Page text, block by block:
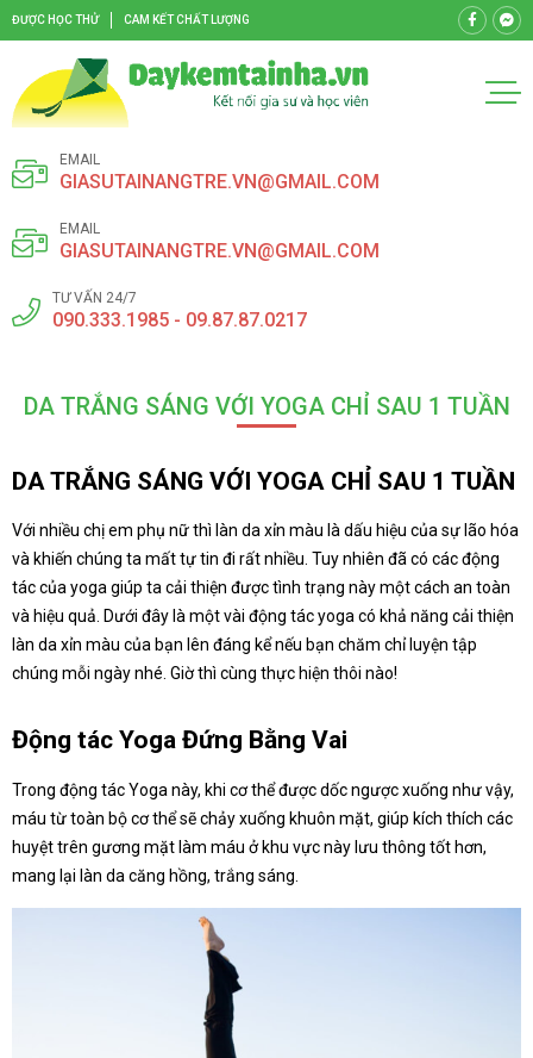
ĐƯỢC HỌC THỬ CAM KẾT CHẤT LƯỢNG
EMAIL
GIASUTAINANGTRE.VN@GMAIL.COM
EMAIL
GIASUTAINANGTRE.VN@GMAIL.COM
TƯ VẤN 24/7
090.333.1985 - 09.87.87.0217
DA TRẮNG SÁNG VỚI YOGA CHỈ SAU 1 TUẦN
DA TRẮNG SÁNG VỚI YOGA CHỈ SAU 1 TUẦN
Với nhiều chị em phụ nữ thì làn da xỉn màu là dấu hiệu của sự lão hóa
và khiến chúng ta mất tự tin đi rất nhiều. Tuy nhiên đã có các động
tác của yoga giúp ta cải thiện được tình trạng này một cách an toàn
và hiệu quả. Dưới đây là một vài động tác yoga có khả năng cải thiện
làn da xỉn màu của bạn lên đáng kể nếu bạn chăm chỉ luyện tập
chúng mỗi ngày nhé. Giờ thì cùng thực hiện thôi nào!
Động tác Yoga Đứng Bằng Vai
Trong động tác Yoga này, khi cơ thể được dốc ngược xuống như vậy,
máu từ toàn bộ cơ thể sẽ chảy xuống khuôn mặt, giúp kích thích các
huyệt trên gương mặt làm máu ở khu vực này lưu thông tốt hơn,
mang lại làn da căng hồng, trắng sáng.